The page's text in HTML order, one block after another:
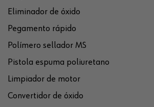
Eliminador de óxido
Pegamento rápido
Polímero sellador MS
Pistola espuma poliuretano
Limpiador de motor
Convertidor de óxido